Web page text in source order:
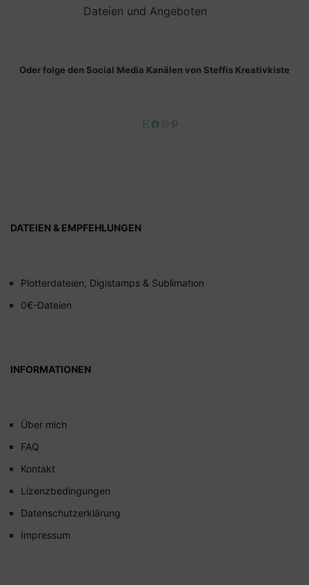
Dateien und Angeboten
Oder folge den Social Media Kanälen von Steffis Kreativkiste
EtsyFacebook
Instagram
DATEIEN & EMPFEHLUNGEN
Plotterdateien, Digistamps & Sublimation
0€-Dateien
INFORMATIONEN
Über mich
FAQ
Kontakt
Lizenzbedingungen
Datenschutzerklärung
Impressum